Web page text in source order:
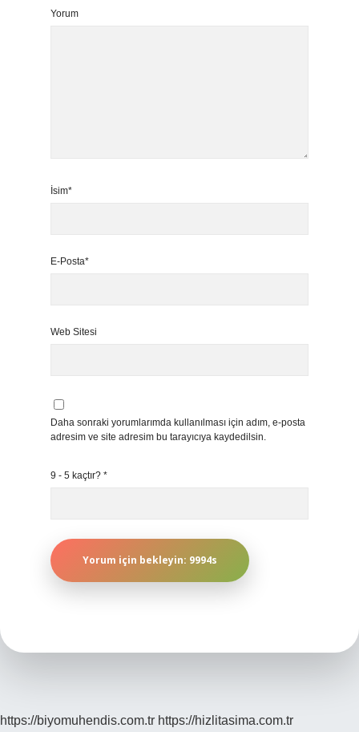
Yorum
İsim*
E-Posta*
Web Sitesi
Daha sonraki yorumlarımda kullanılması için adım, e-posta
adresim ve site adresim bu tarayıcıya kaydedilsin.
9 - 5 kaçtır? *
https://biyomuhendis.com.tr https://hizlitasima.com.tr